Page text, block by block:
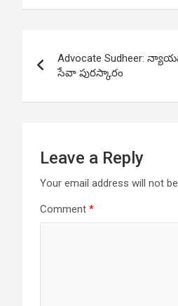
navigation
Advocate Sudheer:
సేవా పురస్కారం
Leave a Reply
Your email address will not
Comment *